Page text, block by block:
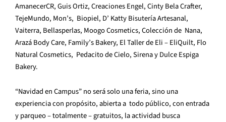
AmanecerCR, Guis Ortiz, Creaciones Engel, Cinty Bela Crafter,
TejeMundo, Mon’s, Biopiel, D’ Katty Bisutería Artesanal,
Vaiterra, Bellasperlas, Moogo Cosmetics, Colección de Nana,
Arazá Body Care, Family’s Bakery, El Taller de Eli – EliQuilt, Flo
Natural Cosmetics, Pedacito de Cielo, Sirena y Dulce Espiga
Bakery.
“Navidad en Campus” no será solo una feria, sino una
experiencia con propósito, abierta a todo público, con entrada
y parqueo – totalmente – gratuitos, la actividad busca